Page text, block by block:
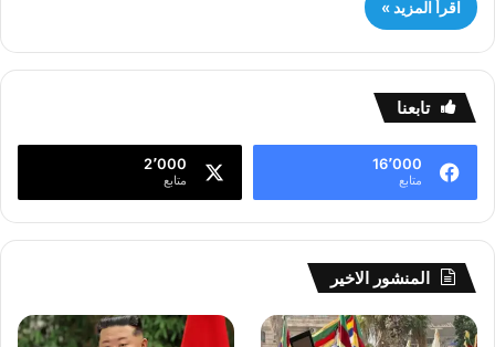
اقرأ المزيد »
تابعنا
16٬000
متابع
2٬000
متابع
المنشور الاخير